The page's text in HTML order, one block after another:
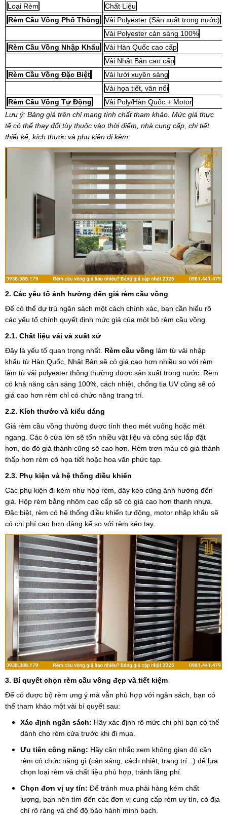
Loại Rèm Chất Liệu
Rèm Cầu Vồng Phổ Thông
Vải Polyester (Sản xuất trong nước)
Vải Polyester cản sáng 100%
Rèm Cầu Vồng Nhập Khẩu
Vải Hàn Quốc cao cấp
Vải Nhật Bản cao cấp
Rèm Cầu Vồng Đặc Biệt
Vải lưới xuyên sáng
Vải họa tiết, vân nổi
Rèm Cầu Vồng Tự Động
Vải Poly/Hàn Quốc + Motor
Lưu ý: Bảng giá trên chỉ mang tính chất tham khảo. Mức giá thực
tế có thể thay đổi tùy thuộc vào thời điểm, nhà cung cấp, chi tiết
thiết kế, kích thước và phụ kiện đi kèm.
2. Các yếu tố ảnh hưởng đến giá rèm cầu vồng
Để có thể dự trù ngân sách một cách chính xác, bạn cần hiểu rõ
các yếu tố chính quyết định mức giá của một bộ rèm cầu vồng.
2.1. Chất liệu vải và xuất xứ
Đây là yếu tố quan trọng nhất. Rèm cầu vồng làm từ vải nhập
khẩu từ Hàn Quốc, Nhật Bản sẽ có giá cao hơn nhiều so với rèm
làm từ vải polyester thông thường được sản xuất trong nước. Rèm
có khả năng cản sáng 100%, cách nhiệt, chống tia UV cũng sẽ có
giá cao hơn rèm chỉ có chức năng trang trí.
2.2. Kích thước và kiểu dáng
Giá rèm cầu vồng thường được tính theo mét vuông hoặc mét
ngang. Các ô cửa lớn sẽ tốn nhiều vật liệu và công sức lắp đặt
hơn, do đó giá thành cũng sẽ cao hơn. Rèm trơn màu có giá thành
thấp hơn rèm có họa tiết hoặc hoa văn phức tạp.
2.3. Phụ kiện và hệ thống điều khiển
Các phụ kiện đi kèm như hộp rèm, dây kéo cũng ảnh hưởng đến
giá. Hộp rèm bằng nhôm cao cấp sẽ có giá cao hơn thanh nhựa.
Đặc biệt, rèm có hệ thống điều khiển tự động, motor nhập khẩu sẽ
có chi phí cao hơn đáng kể so với rèm kéo tay.
3. Bí quyết chọn rèm cầu vồng đẹp và tiết kiệm
Để có được bộ rèm ưng ý mà vẫn phù hợp với ngân sách, bạn có
thể tham khảo một vài bí quyết sau:
Xác định ngân sách: Hãy xác định rõ mức chi phí bạn có thể
dành cho rèm cửa trước khi đi mua.
Ưu tiên công năng: Hãy cân nhắc xem không gian đó cần
rèm có chức năng gì (cản sáng, cách nhiệt, trang trí...) để lựa
chọn loại rèm và chất liệu phù hợp, tránh lãng phí.
Chọn đơn vị uy tín: Để tránh mua phải hàng kém chất
lượng, bạn nên tìm đến các đơn vị cung cấp rèm uy tín, có địa
chỉ rõ ràng và chế độ bảo hành minh bạch.